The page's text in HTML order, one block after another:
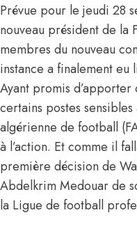
Prévue pour le jeudi 28
nouveau président de la
membres du nouveau
instance a finalement
Ayant promis d’apporter
certains postes
algérienne de football
à l’action. Et comme il
première décision de
Abdelkrim Medouar de
la Ligue de football